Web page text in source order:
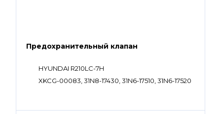
Предохранительный клапан
HYUNDAI R210LC-7H
XKCG-00083, 31N8-17430, 31N6-17510, 31N6-17520